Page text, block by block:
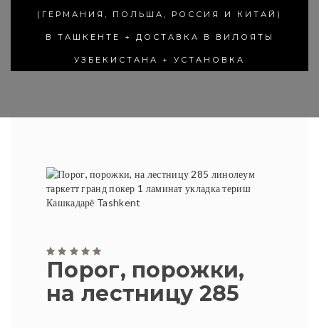
(ГЕРМАНИЯ, ПОЛЬША, РОССИЯ И КИТАЙ)
В ТАШКЕНТЕ + ДОСТАВКА В ВИЛОЯТЫ
УЗБЕКИСТАНА + УСТАНОВКА
Порог, порожки,
на лестницу 285